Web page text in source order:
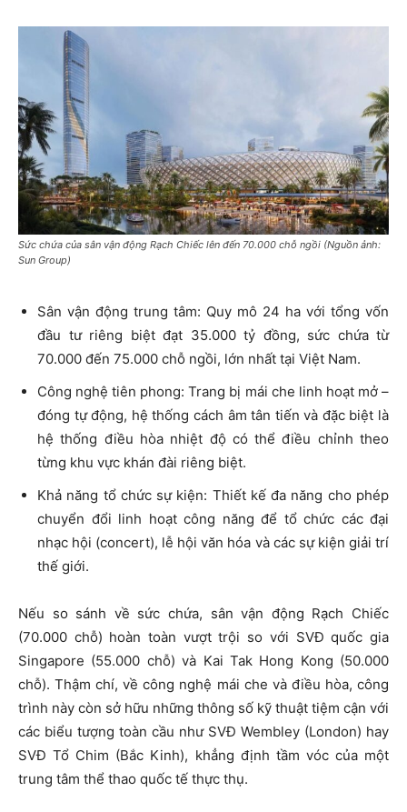
Sức chứa của sân vận động Rạch Chiếc lên đến 70.000 chỗ ngồi (Nguồn ảnh:
Sun Group)
Sân vận động trung tâm: Quy mô 24 ha với tổng vốn
đầu tư riêng biệt đạt 35.000 tỷ đồng, sức chứa từ
70.000 đến 75.000 chỗ ngồi, lớn nhất tại Việt Nam.
Công nghệ tiên phong: Trang bị mái che linh hoạt mở –
đóng tự động, hệ thống cách âm tân tiến và đặc biệt là
hệ thống điều hòa nhiệt độ có thể điều chỉnh theo
từng khu vực khán đài riêng biệt.
Khả năng tổ chức sự kiện: Thiết kế đa năng cho phép
chuyển đổi linh hoạt công năng để tổ chức các đại
nhạc hội (concert), lễ hội văn hóa và các sự kiện giải trí
thế giới.
Nếu so sánh về sức chứa, sân vận động Rạch Chiếc
(70.000 chỗ) hoàn toàn vượt trội so với SVĐ quốc gia
Singapore (55.000 chỗ) và Kai Tak Hong Kong (50.000
chỗ). Thậm chí, về công nghệ mái che và điều hòa, công
trình này còn sở hữu những thông số kỹ thuật tiệm cận với
các biểu tượng toàn cầu như SVĐ Wembley (London) hay
SVĐ Tổ Chim (Bắc Kinh), khẳng định tầm vóc của một
trung tâm thể thao quốc tế thực thụ.